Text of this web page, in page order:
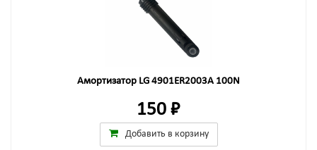
Амортизатор LG 4901ER2003A 100N
150 ₽
Добавить в корзину